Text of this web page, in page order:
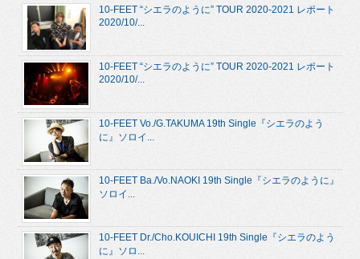
10-FEET “シエラのように” TOUR 2020-2021 レポート
2020/10/...
10-FEET “シエラのように” TOUR 2020-2021 レポート
2020/10/...
10-FEET Vo./G.TAKUMA 19th Single『シエラのよう
に』ソロイ...
10-FEET Ba./Vo.NAOKI 19th Single『シエラのように』
ソロイ...
10-FEET Dr./Cho.KOUICHI 19th Single『シエラのよう
に』ソロ...